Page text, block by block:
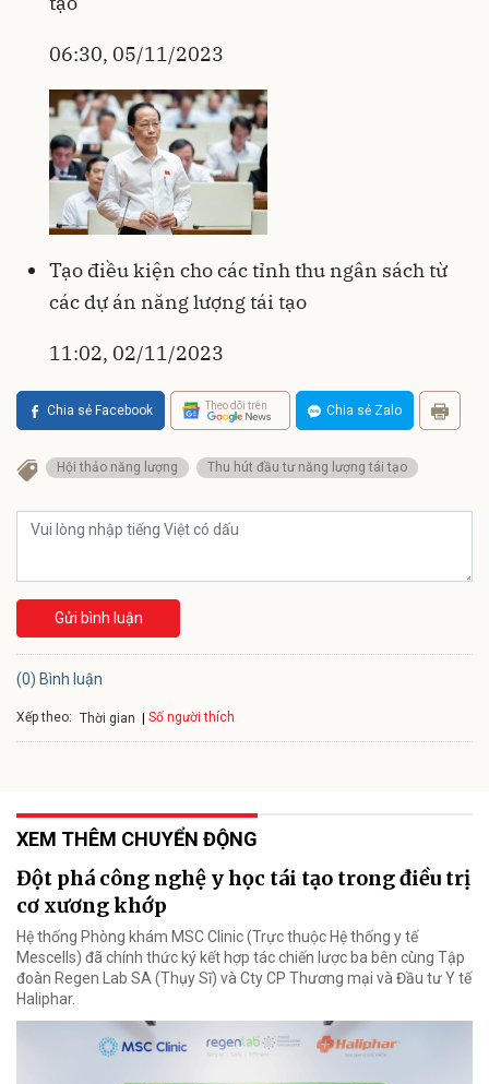
06:30, 05/11/2023
Tạo điều kiện cho các tỉnh thu ngân sách từ
các dự án năng lượng tái tạo
11:02, 02/11/2023
Chia sẻ Facebook Theo dõi trên Chia sẻ Zalo
Hội thảo năng lượng Thu hút đầu tư năng lượng tái tạo
Gửi bình luận
(0) Bình luận
Xếp theo: Thời gian Số người thích
XEM THÊM CHUYỂN ĐỘNG
Đột phá công nghệ y học tái tạo trong điều trị
cơ xương khớp
Hệ thống Phòng khám MSC Clinic (Trực thuộc Hệ thống y tế
Mescells) đã chính thức ký kết hợp tác chiến lược ba bên cùng Tập
đoàn Regen Lab SA (Thụy Sĩ) và Cty CP Thương mại và Đầu tư Y tế
Haliphar.